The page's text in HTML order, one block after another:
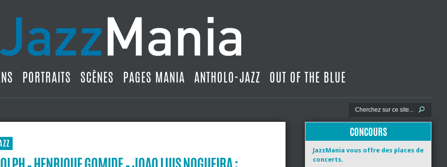
PORTRAITS SCÈNES PAGES MANIA ANTHOLO-JAZZ OUT OF THE BLUE
CONCOURS
JazzMania vous offre des places de
concerts.